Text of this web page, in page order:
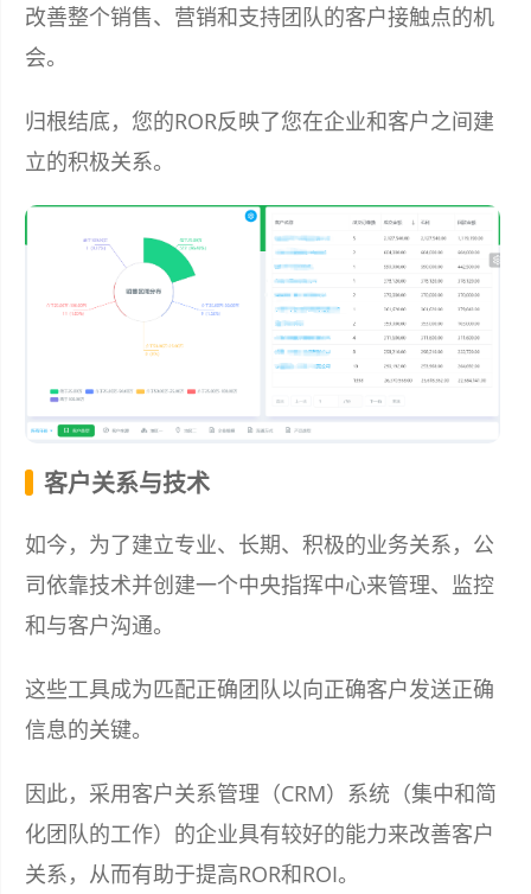
改善整个销售、营销和支持团队的客户接触点的机
会。
归根结底，您的ROR反映了您在企业和客户之间建
立的积极关系。
客户关系与技术
如今，为了建立专业、长期、积极的业务关系，公
司依靠技术并创建一个中央指挥中心来管理、监控
和与客户沟通。
这些工具成为匹配正确团队以向正确客户发送正确
信息的关键。
因此，采用客户关系管理（CRM）系统（集中和简
化团队的工作）的企业具有较好的能力来改善客户
关系，从而有助于提高ROR和ROI。